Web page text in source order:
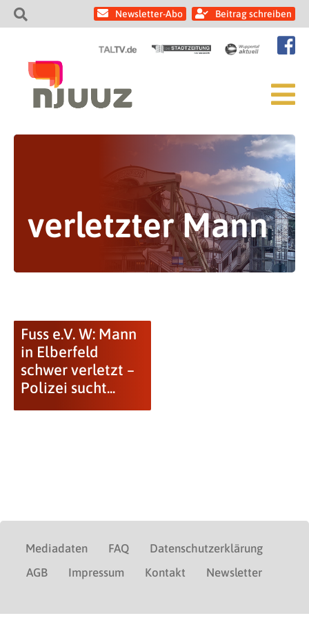
Newsletter-Abo Beitrag schreiben
verletzter Mann
Fuss e.V. W: Mann
in Elberfeld
schwer verletzt –
Polizei sucht...
Mediadaten FAQ
Datenschutzerklärung
AGB
Impressum Kontakt Newsletter